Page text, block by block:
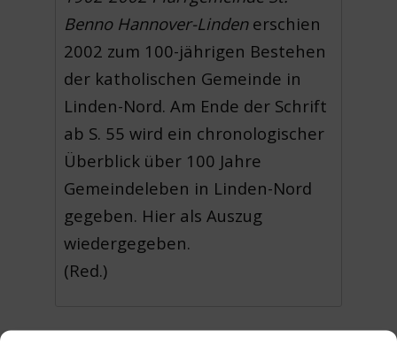
Benno Hannover-Lindenerschien
2002 zum 100-jährigen Bestehen
der katholischen Gemeinde in
Linden-Nord. Am Ende der Schrift
ab S. 55 wird ein chronologischer
Überblick über 100 Jahre
Gemeindeleben in Linden-Nord
gegeben. Hier als Auszug
wiedergegeben.
(Red.)